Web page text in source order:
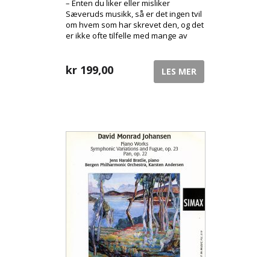
– Enten du liker eller misliker
Sæveruds musikk, så er det ingen tvil
om hvem som har skrevet den, og det
er ikke ofte tilfelle med mange av
kr 199,00 LES MER